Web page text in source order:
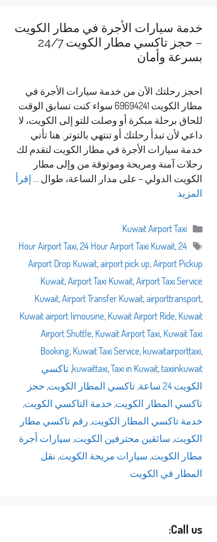
خدمة سيارات الأجرة في مطار الكويت
– حجز تاكسي مطار الكويت 24/7
بسرعة وأمان
احجز رحلتك الآن من خدمة سيارات الأجرة في
مطار الكويت 69694241 سواء كنت تسابق الوقت
للحاق برحلة مبكرة أو وصلت للتو إلى الكويت، لا
داعي لأن تبدأ رحلتك أو تنتهي بالتوتر. هنا تأتي
خدمة سيارات الأجرة في مطار الكويت لتقدم لك
رحلات آمنة ومريحة وموثوقة من وإلى مطار
الكويت الدولي – على مدار الساعة، طوال … إقرأ
المزيد
التصنيفات
Kuwait Airport Taxi
الوسوم
24 Hour Airport Taxi
,24 Hour Airport Taxi Kuwait,
Airport Drop Kuwait,airport pick up,Airport Pickup
Kuwait,Airport Taxi Kuwait,Airport Taxi Service
Kuwait,Airport Transfer Kuwait,airporttransport,
Kuwait airport limousine,Kuwait Airport Ride,Kuwait
Airport Shuttle,Kuwait Airport Taxi,Kuwait Taxi
Booking,Kuwait Taxi Service,kuwaitairporttaxi,
kuwaittaxi,Taxi in Kuwait,taxiinkuwait
, تاكسي
الكويت 24 ساعة
, تاكسي المطار الكويت, حجز
تاكسي المطار الكويت, خدمة التاكسي الكويت,
خدمة تاكسي المطار الكويت, رقم تاكسي مطار
الكويت, سائقين محترفين الكويت, سيارات أجرة
مطار الكويت, سيارات مريحة الكويت, نقل
المطار في الكويت
Call us: